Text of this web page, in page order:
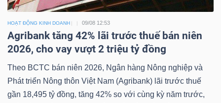
HOẠT ĐỘNG KINH DOANH 09/08 12:53
Agribank tăng 42% lãi trước thuế bán niên
2026, cho vay vượt 2 triệu tỷ đồng
Theo BCTC bán niên 2026, Ngân hàng Nông nghiệp và
Phát triển Nông thôn Việt Nam (Agribank) lãi trước thuế
gần 18,495 tỷ đồng, tăng 42% so với cùng kỳ năm trước,